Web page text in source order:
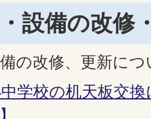
設備の改修
の改修、更新に
学校の机天板交